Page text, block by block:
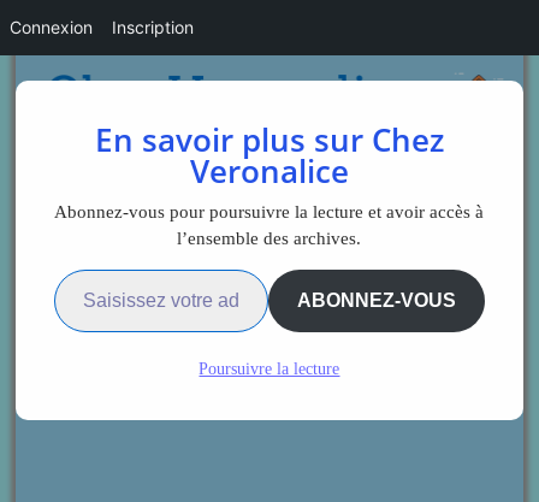
En savoir plus sur Chez
Veronalice
Abonnez-vous pour poursuivre la lecture et avoir accès à
l’ensemble des archives.
Saisissez votre adresse e-mail…
ABONNEZ-VOUS
Poursuivre la lecture
Connexion Inscription